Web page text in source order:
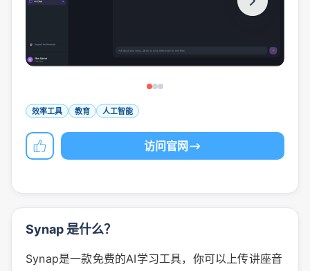
效率工具 教育 人工智能
访问官网
Synap 是什么？
Synap是一款免费的AI学习工具，你可以上传讲座音